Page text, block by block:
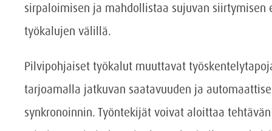
sirpaloimisen ja mahdollistaa sujuvan siirtymisen
työkalujen välillä.
Pilvipohjaiset työkalut muuttavat
tarjoamalla jatkuvan saatavuuden ja
synkronoinnin. Työntekijät voivat aloittaa tehtävän